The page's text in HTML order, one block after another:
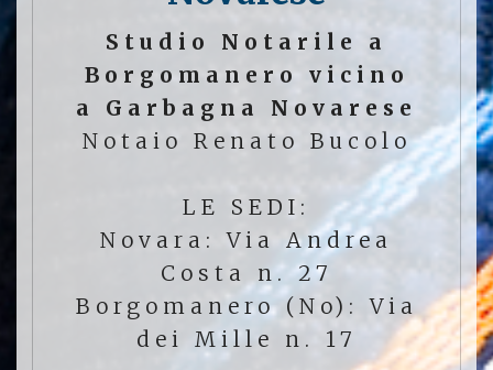
Studio Notarile a
Borgomanero vicino
a Garbagna Novarese
Notaio Renato Bucolo
LE SEDI:
Novara: Via Andrea
Costa n. 27
Borgomanero (No): Via
dei Mille n. 17